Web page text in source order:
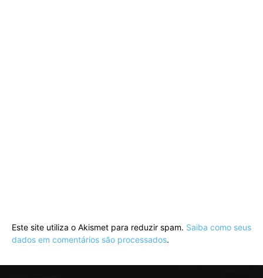
Este site utiliza o Akismet para reduzir spam. Saiba como seus
dados em comentários são processados.